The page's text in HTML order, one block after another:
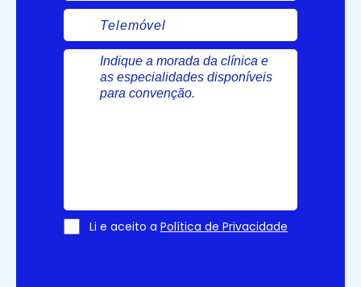
Telemóvel
Mensagem
Consentimento
Li e aceito a Política de Privacidade